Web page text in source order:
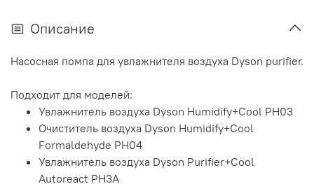
Описание
Насосная помпа для увлажнителя воздуха Dyson purifier.
Подходит для моделей:
Увлажнитель воздуха Dyson Humidify+Cool PH03
Очиститель воздуха Dyson Humidify+Cool
Formaldehyde PH04
Увлажнитель воздуха Dyson Purifier+Cool
Autoreact PH3A